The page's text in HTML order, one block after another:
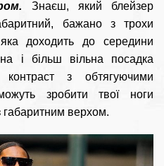
Знаєш, який блейзер
бажано з трохи
доходить до середини
і більш вільна посадка
контраст з обтягуючими
зробити твої ноги
габаритним верхом.